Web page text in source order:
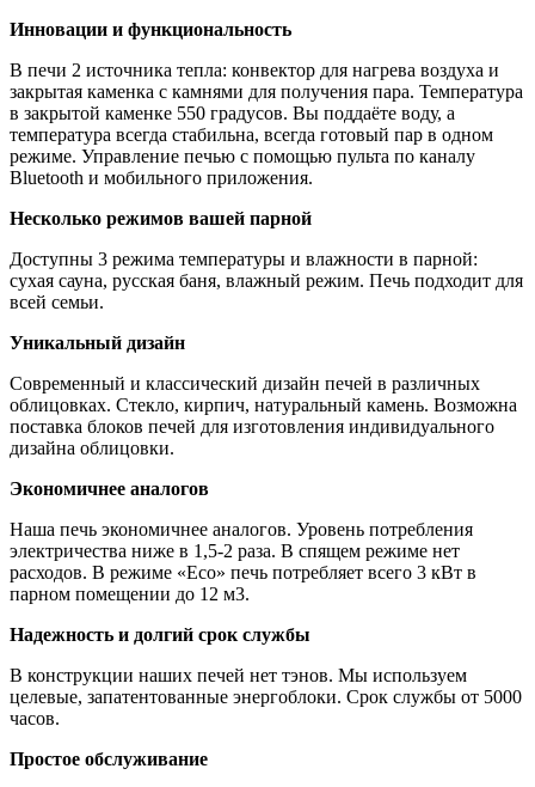
Инновации и функциональность
В печи 2 источника тепла: конвектор для нагрева воздуха и
закрытая каменка с камнями для получения пара. Температура
в закрытой каменке 550 градусов. Вы поддаёте воду, а
температура всегда стабильна, всегда готовый пар в одном
режиме. Управление печью с помощью пульта по каналу
Bluetooth и мобильного приложения.
Несколько режимов вашей парной
Доступны 3 режима температуры и влажности в парной:
сухая сауна, русская баня, влажный режим. Печь подходит для
всей семьи.
Уникальный дизайн
Современный и классический дизайн печей в различных
облицовках. Стекло, кирпич, натуральный камень. Возможна
поставка блоков печей для изготовления индивидуального
дизайна облицовки.
Экономичнее аналогов
Наша печь экономичнее аналогов. Уровень потребления
электричества ниже в 1,5-2 раза. В спящем режиме нет
расходов. В режиме «Eco» печь потребляет всего 3 кВт в
парном помещении до 12 м3.
Надежность и долгий срок службы
В конструкции наших печей нет тэнов. Мы используем
целевые, запатентованные энергоблоки. Срок службы от 5000
часов.
Простое обслуживание